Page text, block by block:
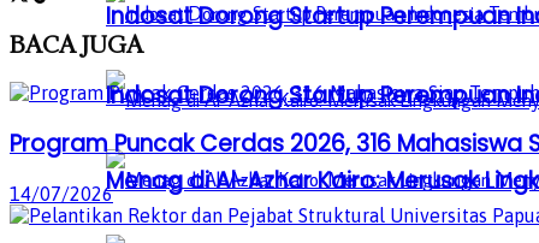
Indosat Dorong Startup Perempuan
Menag di Al-Azhar Kairo: Merusak
Indosat Dorong Startup Perempuan
BACAJUGA
Program Puncak Cerdas 2026, 316
14/07/2026